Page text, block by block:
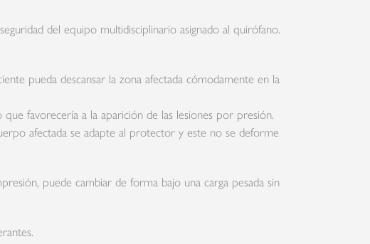
del equipo multidisciplinario asignado al quirófano.
pueda descansar la zona afectada cómodamente en la
favorecería a la aparición de las lesiones por presión.
afectada se adapte al protector y este no se deforme
puede cambiar de forma bajo una carga pesada sin